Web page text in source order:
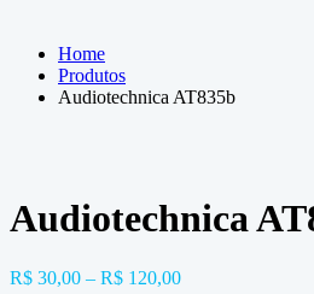
Home
Produtos
Audiotechnica AT835b
Audiotechnica
R$ 30,00 – R$ 120,00